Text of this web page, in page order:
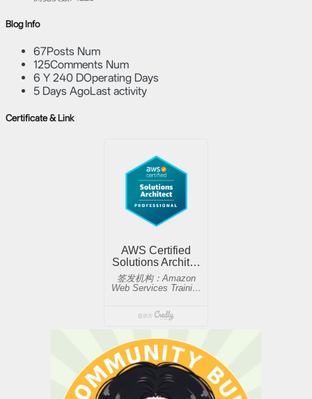
Blog Info
67Posts Num
125Comments Num
6 Y 240 DOperating Days
5 Days AgoLast activity
Certificate & Link